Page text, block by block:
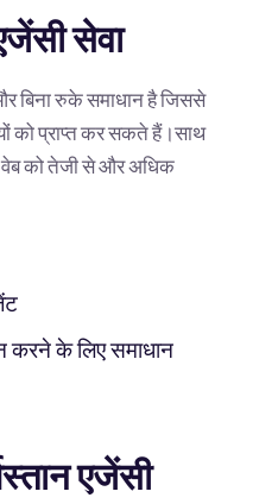
सेवा
बिना रुके समाधान है जिससे
को प्राप्त कर सकते हैं।साथ
वेब को तेजी से और अधिक
करने के लिए समाधान
एजेंसी